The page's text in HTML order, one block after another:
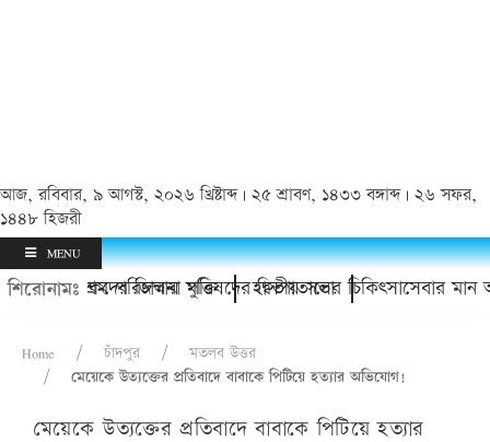
আজ, রবিবার, ৯ আগস্ট, ২০২৬ খ্রিষ্টাব্দ | ২৫ শ্রাবণ, ১৪৩৩ বঙ্গাব্দ | ২৬ সফর,
১৪৪৮ হিজরী
MENU
শিরোনামঃজিম্মায় মুক্তি হাসপাতালের চিকিৎসাসেবার মান
আশ্রম পরিচালনা পরিষদের দ্বিতীয় সভা
Home চাঁদপুর
মতলব উত্তর
মেয়েকে উত্যক্তের প্রতিবাদে বাবাকে পিটিয়ে হত্যার অভিযোগ!
মেয়েকে উত্যক্তের প্রতিবাদে বাবাকে পিটিয়ে হত্যার